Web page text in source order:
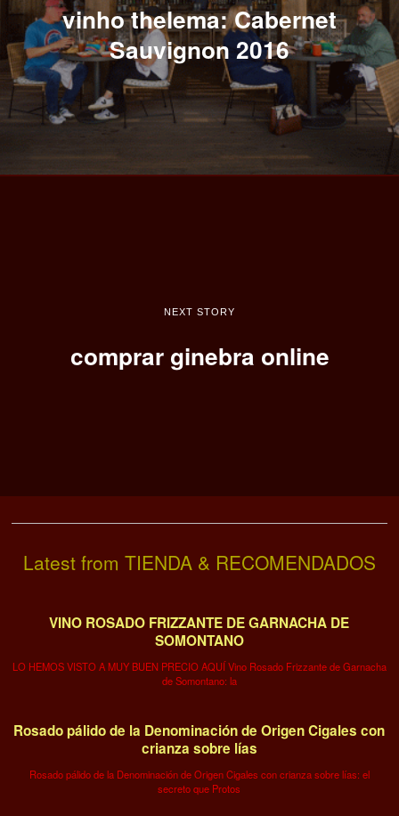
vinho thelema: Cabernet
Sauvignon 2016
NEXT STORY
comprar ginebra online
Latest from TIENDA & RECOMENDADOS
VINO ROSADO FRIZZANTE DE GARNACHA DE
SOMONTANO
LO HEMOS VISTO A MUY BUEN PRECIO AQUÍ Vino Rosado Frizzante de Garnacha
de Somontano: la
Rosado pálido de la Denominación de Origen Cigales con
crianza sobre lías
Rosado pálido de la Denominación de Origen Cigales con crianza sobre lías: el
secreto que Protos